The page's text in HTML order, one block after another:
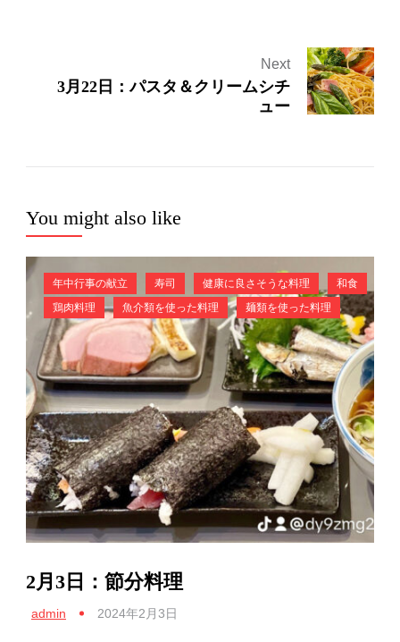
Next
3月22日：パスタ＆クリームシチ
ュー
You might also like
年中行事の献立 寿司 健康に良さそうな料理
和食
鶏肉料理
魚介類を使った料理 麺類を使った料理
2月3日：節分料理
admin 2024年2月3日